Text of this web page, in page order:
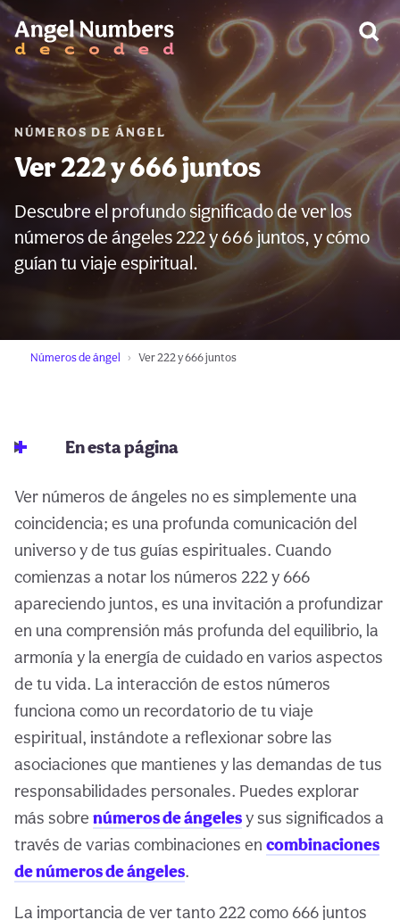
NÚMEROS DE ÁNGEL
Ver 222 y 666 juntos
Descubre el profundo significado de ver los
números de ángeles 222 y 666 juntos, y cómo
guían tu viaje espiritual.
Números de ángel Ver 222 y 666 juntos
En esta página
Ver números de ángeles no es simplemente una
coincidencia; es una profunda comunicación del
universo y de tus guías espirituales. Cuando
comienzas a notar los números 222 y 666
apareciendo juntos, es una invitación a profundizar
en una comprensión más profunda del equilibrio, la
armonía y la energía de cuidado en varios aspectos
de tu vida. La interacción de estos números
funciona como un recordatorio de tu viaje
espiritual, instándote a reflexionar sobre las
asociaciones que mantienes y las demandas de tus
responsabilidades personales. Puedes explorar
más sobre números de ángelesy sus significados a
través de varias combinaciones en combinaciones
de números de ángeles.
La importancia de ver tanto 222 como 666 juntos
ADVERTENCIA: